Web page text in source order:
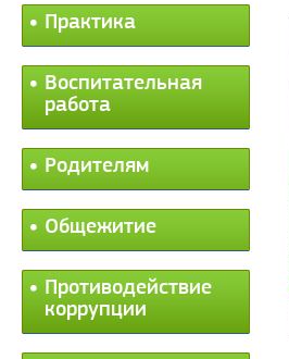
Практика
Воспитательная
работа
Родителям
Общежитие
Противодействие
коррупции